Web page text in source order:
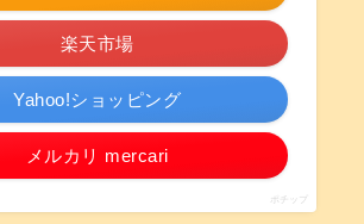
楽天市場
Yahoo!ショッピング
メルカリ mercari
ポチップ